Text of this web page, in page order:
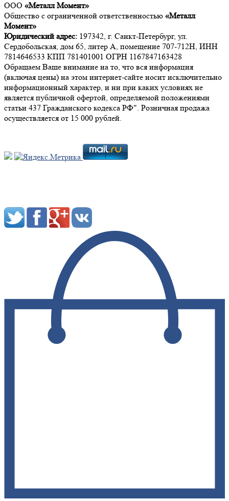
ООО «Металл Момент»
Общество с ограниченной ответственностью «Металл
Момент»
Юридический адрес: 197342, г. Санкт-Петербург, ул.
Сердобольская, дом 65, литер А, помещение 707-712Н, ИНН
7814646533 КПП 781401001 ОГРН 1167847163428
Обращаем Ваше внимание на то, что вся информация
(включая цены) на этом интернет-сайте носит исключительно
информационный характер, и ни при каких условиях не
является публичной офертой, определяемой положениями
статьи 437 Гражданского кодекса РФ". Розничная продажа
осуществляется от 15 000 рублей.